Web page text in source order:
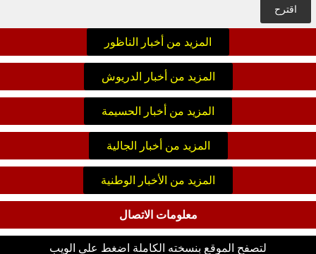
اقترح
المزيد من أخبار الناظور
المزيد من أخبار الدريوش
المزيد من أخبار الحسيمة
المزيد من أخبار الجالية
المزيد من الأخبار الوطنية
معلومات الاتصال
لتصفح الموقع بنسخته الكاملة اضغط على الويب